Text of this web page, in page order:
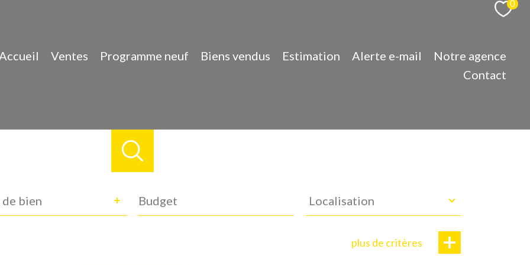
0
Accueil Ventes Programme neuf Biens vendus Estimation Alerte e-mail
Notre agence
Contact
de bien Localisation
plus de critères